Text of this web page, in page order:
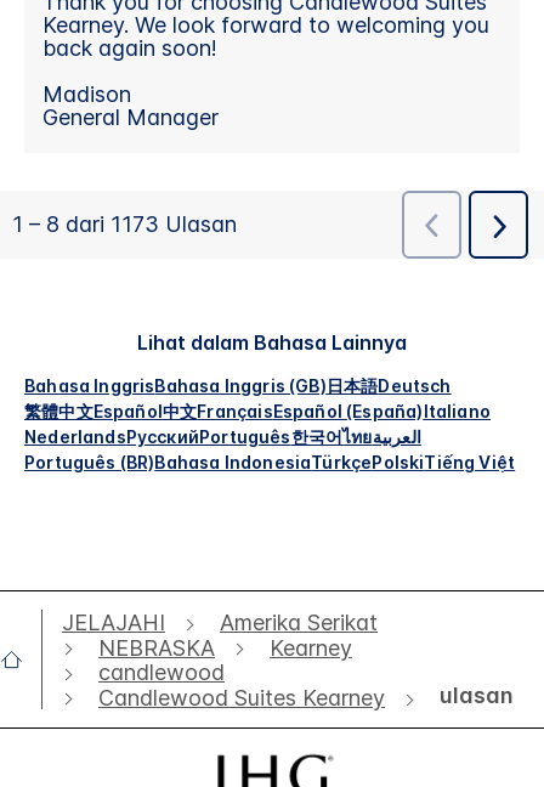
Lihat dalam Bahasa Lainnya
Bahasa InggrisBahasa Inggris (GB)日本語Deutsch
繁體中文Español中文FrançaisEspañol (España)Italiano
NederlandsРусскийPortuguês한국어ไทยالعربية
Português (BR)Bahasa IndonesiaTürkçePolskiTiếng Việt
JELAJAHI
Amerika Serikat
NEBRASKA
Kearney
candlewood
Candlewood Suites Kearney
ulasan